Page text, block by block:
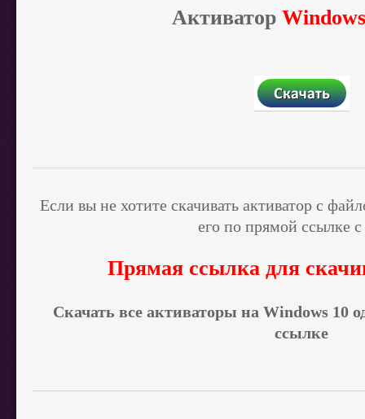
Активатор
Если вы не хотите скачивать активатор с
его по прямой ссылке с
Прямая ссылка для
Скачать все активаторы на Windows 10
ссылке